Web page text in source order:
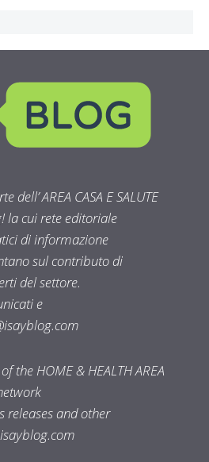
dell’ AREA CASA E SALUTE
la cui rete editoriale
di informazione
sul contributo di
del settore.
e
the HOME & HEALTH AREA
releases and other